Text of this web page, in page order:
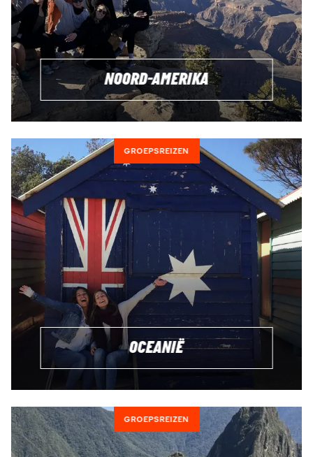
Tripmates in het kort:
Op maat gemaakte actieve reizen met een specifiek
thema voor de nieuwsgierige, grensverleggende
avonturiers tussen 18-24 of 23-31 jaar
De meeste reizigers komen uit Noord-Europa.
Focus ligt op: persoonlijke groei, het leren van nieuwe
vaardigheden en het ontmoeten van nieuwe mensen.
Met Tripmates reis je altijd naar een bijzondere
bestemming - wat dacht je van
de Filipijnen Vietnamof
Nieuw-Zeeland & Australië
? (18-24 jaar) Of van
de
Balkan
Borneo Nepal ? (23-31 jaar)
Inbegrepen in alle Tripmates reizen: accommodatie,
activiteiten en lokale reisbegeleider
MEER INFORMATIE OVER TRIPMATES
NOORD-AMERIKA
GROEPSREIZEN
OCEANIË
GROEPSREIZEN